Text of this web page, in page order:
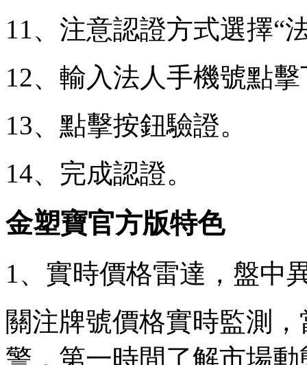
11、注意認證方式選擇“
12、輸入法人手機號點
13、點擊按鈕驗證。
14、完成認證。
金塑寶官方版特色
1、實時價格雷達，盤中
關注牌號價格實時監測
警，第一時間了解市場動